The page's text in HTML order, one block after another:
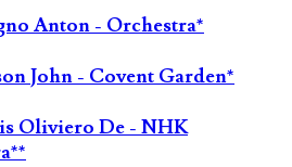
Anton - Orchestra*
John - Covent Garden*
Oliviero De - NHK